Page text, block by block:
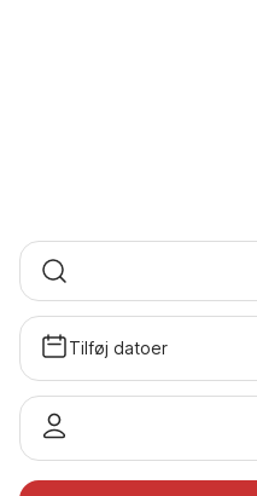
Sommerhus
Tilføj datoer